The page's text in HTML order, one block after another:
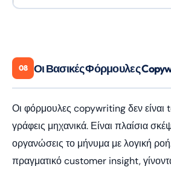
08 Οι Βασικές Φόρμουλες
Οι φόρμουλες copywriting δεν είναι
γράφεις μηχανικά. Είναι πλαίσια
οργανώσεις το μήνυμα με λογική ροή.
πραγματικό customer insight,